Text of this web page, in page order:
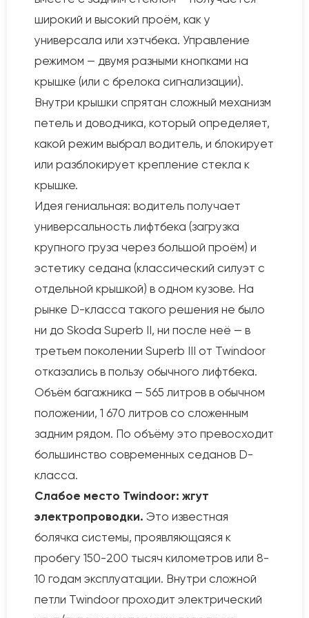
широкий и высокий проём, как у
универсала или хэтчбека. Управление
режимом — двумя разными кнопками на
крышке (или с брелока сигнализации).
Внутри крышки спрятан сложный механизм
петель и доводчика, который определяет,
какой режим выбрал водитель, и блокирует
или разблокирует крепление стекла к
крышке.
Идея гениальная: водитель получает
универсальность лифтбека (загрузка
крупного груза через большой проём) и
эстетику седана (классический силуэт с
отдельной крышкой) в одном кузове. На
рынке D-класса такого решения не было
ни до Skoda Superb II, ни после неё — в
третьем поколении Superb III от Twindoor
отказались в пользу обычного лифтбека.
Объём багажника — 565 литров в обычном
положении, 1 670 литров со сложенным
задним рядом. По объёму это превосходит
большинство современных седанов D-
класса.
Слабое место Twindoor: жгут
электропроводки. Это известная
болячка системы, проявляющаяся к
пробегу 150-200 тысяч километров или 8-
10 годам эксплуатации. Внутри сложной
петли Twindoor проходит электрический